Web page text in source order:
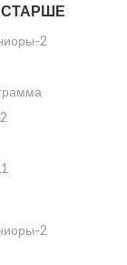
СТАРШЕ
2
2